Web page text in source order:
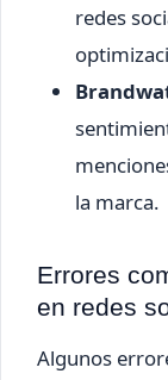
redes
la marca.
Errores
en redes
Algunos